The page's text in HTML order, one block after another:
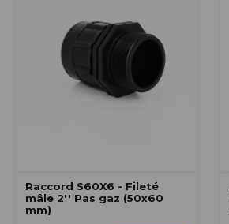
Raccord S60X6 - Fileté
mâle 2'' Pas gaz (50x60
mm)